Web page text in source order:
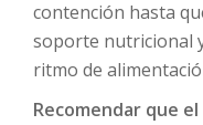
contención hasta
soporte nutricional
ritmo de
Recomendar que